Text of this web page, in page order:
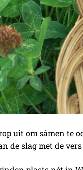
uit om sámen
de slag met de